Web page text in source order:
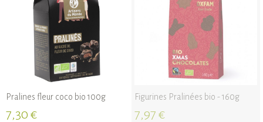
Pralines fleur coco bio 100g
7,30 €
Figurines Pralinées bio - 160g
7,97 €